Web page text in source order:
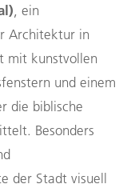
, ein
Architektur in
mit kunstvollen
und einem
die biblische
Besonders
der Stadt visuell